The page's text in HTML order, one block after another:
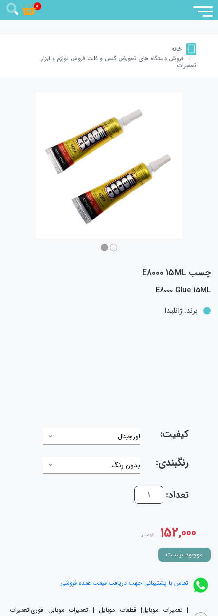
0
خانه
فروش دستگاه های تعویض گلس و فلت فروش لوازم و ابزار
تعمیرات
چسب E8000 15ML
E8000 Glue 15ML
برند:ژانلیدا
کیفیت: اورجینال
رنگبندی: بدون رنگ
تعداد:
152,000 تومان
موجود نیست
تماس با پشتیبانی جهت دریافت قیمت عمده فروشی
| تعمیرات موبایل| قطعات موبایل | تعمیرات موبایل فوری|تعمیرات